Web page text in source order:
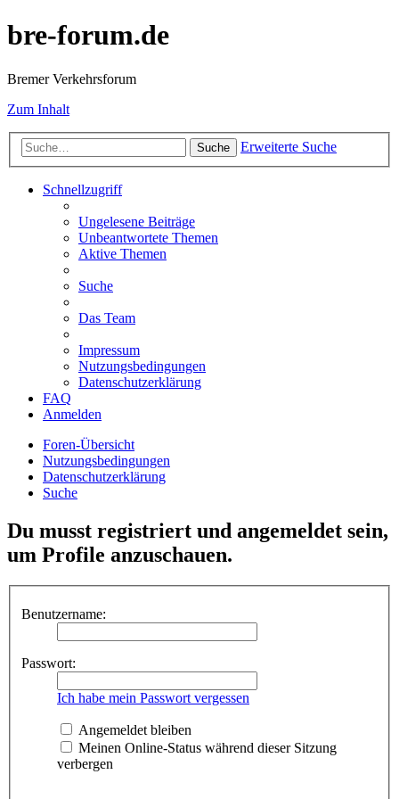
bre-forum.de
Bremer Verkehrsforum
Zum Inhalt
Suche Erweiterte Suche
Schnellzugriff
Ungelesene Beiträge
Unbeantwortete Themen
Aktive Themen
Suche
Das Team
Impressum
Nutzungsbedingungen
Datenschutzerklärung
FAQ
Anmelden
Foren-Übersicht
Nutzungsbedingungen
Datenschutzerklärung
Suche
Du musst registriert und angemeldet sein,
um Profile anzuschauen.
Benutzername:
Passwort:
Ich habe mein Passwort vergessen
Angemeldet bleiben
Meinen Online-Status während dieser Sitzung
verbergen